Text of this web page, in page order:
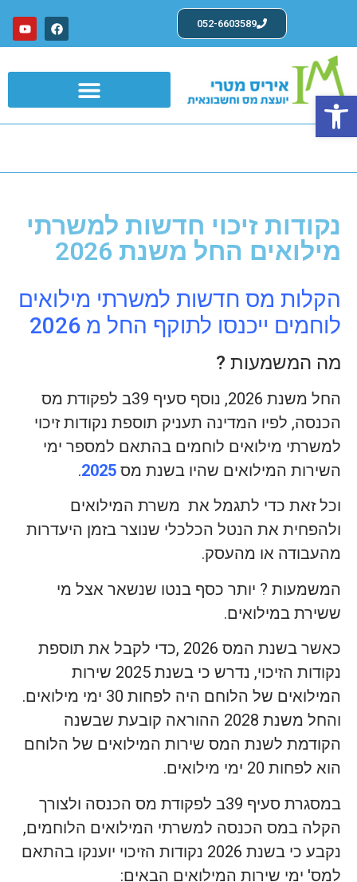
פתח סרגל נגישות
052-6603589
נקודות זיכוי חדשות למשרתי
מילואים החל משנת 2026
הקלות מס חדשות למשרתי מילואים
לוחמים ייכנסו לתוקף החל מ 2026
מה המשמעות ?
החל משנת 2026, נוסף סעיף 39ב לפקודת מס
הכנסה, לפיו המדינה תעניק תוספת נקודות זיכוי
למשרתי מילואים לוחמים בהתאם למספר ימי
השירות המילואים שהיו בשנת מס 2025
.
וכל זאת כדי לתגמל את משרת המילואים
ולהפחית את הנטל הכלכלי שנוצר בזמן היעדרות
מהעבודה או מהעסק.
המשמעות ? יותר כסף בנטו שנשאר אצל מי
ששירת במילואים.
כאשר בשנת המס 2026 ,כדי לקבל את תוספת
נקודות הזיכוי, נדרש כי בשנת 2025 שירות
המילואים של הלוחם היה לפחות 30 ימי מילואים.
והחל משנת 2028 ההוראה קובעת שבשנה
הקודמת לשנת המס שירות המילואים של הלוחם
הוא לפחות 20 ימי מילואים.
במסגרת סעיף 39ב לפקודת מס הכנסה ולצורך
הקלה במס הכנסה למשרתי המילואים הלוחמים,
נקבע כי בשנת 2026 נקודות הזיכוי יוענקו בהתאם
למס' ימי שירות המילואים הבאים: